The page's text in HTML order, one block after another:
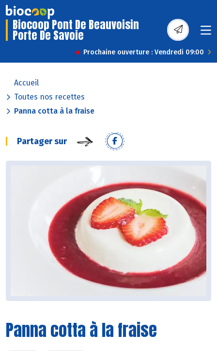
Biocoop Pont De Beauvoisin
Porte De Savoie
Prochaine ouverture : Vendredi 09:00
Accueil
Toutes nos recettes
Panna cotta à la fraise
Partager sur
Panna cotta à la fraise